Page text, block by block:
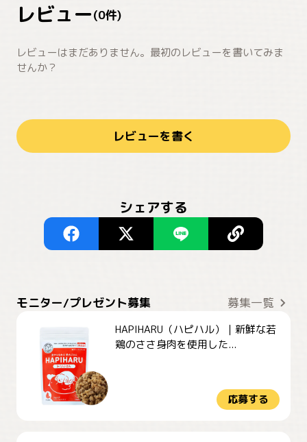
レビュー(0件)
レビューはまだありません。最初のレビューを書いてみま
せんか？
レビューを書く
シェアする
モニター/プレゼント募集 募集一覧
HAPIHARU（ハピハル）｜新鮮な若
鶏のささ身肉を使用した...
応募する